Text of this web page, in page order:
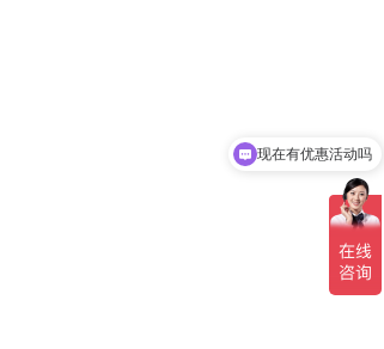
可以介绍下你们的产品么